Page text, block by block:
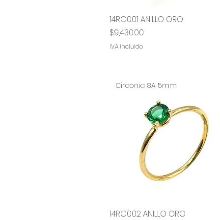
Vista rápida
14RC001 ANILLO ORO
Precio
$9,430.00
IVA incluido
Vista rápida
Circonia 8A 5mm
14RC002 ANILLO ORO